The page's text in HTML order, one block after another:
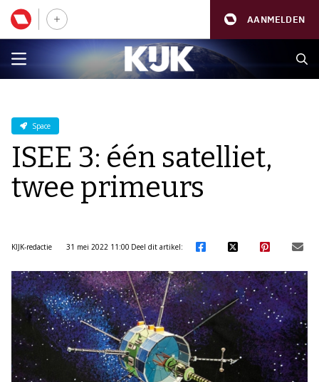
AANMELDEN
Space
ISEE 3: één satelliet,
twee primeurs
KIJK-redactie 31 mei 2022 11:00 Deel dit artikel: